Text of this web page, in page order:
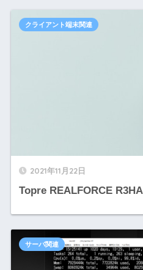
2021年11月22日
Topre REALFORCE
クライアント端末関連
サーバ関連